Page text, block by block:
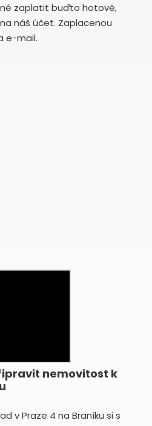
zaplatit buďto hotově,
náš účet. Zaplacenou
e-mail.
nemovitost k
v Praze 4 na Braníku si s